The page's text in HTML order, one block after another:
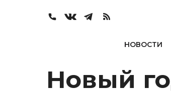
НОВОСТИ
Новый